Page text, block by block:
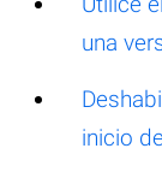
una
inicio